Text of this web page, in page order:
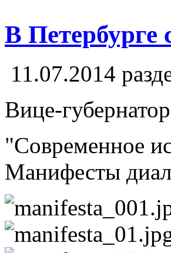
В Петербурге
11.07.2014
Вице-
"Современное
Манифесты